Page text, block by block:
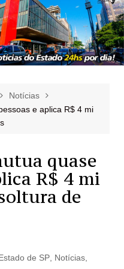
Notícias
e aplica R$ 4 mi
quase
R$ 4 mi
de
de SP, Notícias,